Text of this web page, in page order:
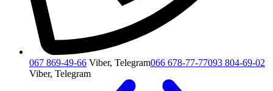
067 869-49-66 Viber, Telegram066 678-77-77093 804-69-02
Viber, Telegram